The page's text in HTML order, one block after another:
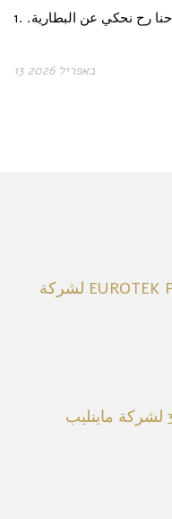
1. بطارية قوية وتوفير مصاري. أول إشي، إحنا رح نحكي عن البطارية.
13 באפריל 2026
كاشف للمعادن EUROTEK PRO لشركة